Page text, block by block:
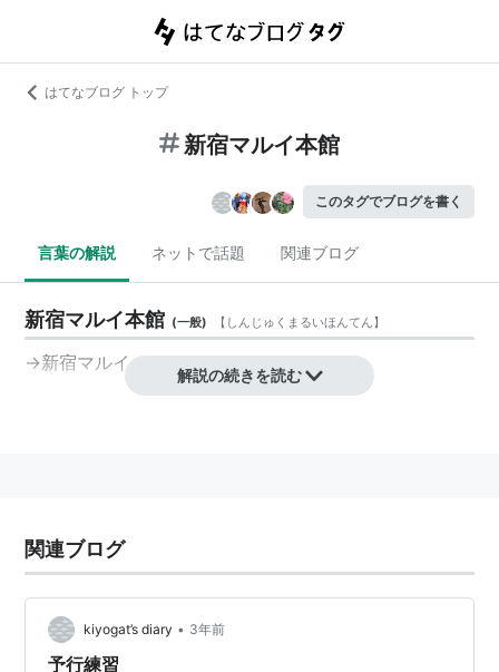
はてなブログ トップ
新宿マルイ本館
このタグでブログを書く
言葉の解説 ネットで話題 関連ブログ
新宿マルイ本館 (一般) 【 しんじゅくまるいほんてん】
→新宿マルイ
解説の続きを読む
関連ブログ
kiyogat’s diary • 3年前
予行練習